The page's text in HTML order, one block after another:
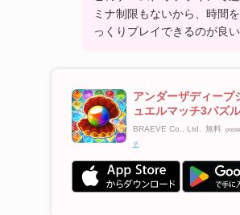
ミナ制限もないから、時間
っくりプレイできるのが良い
アンダーザディープ
ュエルマッチ3パズル
BRAEVE Co., Ltd. 無料
チ